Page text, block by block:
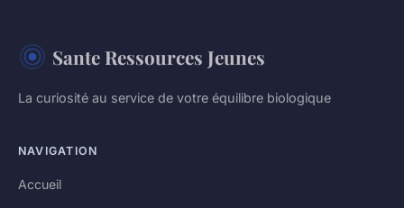
Sante Ressources Jeunes
La curiosité au service de votre équilibre biologique
NAVIGATION
Accueil